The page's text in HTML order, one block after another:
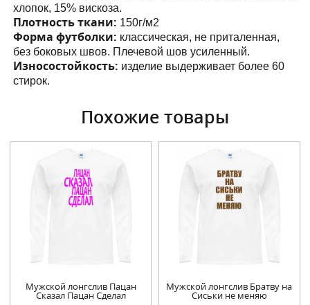
хлопок, 15% вискоза.
Плотность ткани: 150г/м2
Форма футболки: классическая, не приталенная,
без боковых швов. Плечевой шов усиленный.
Износостойкость: изделие выдерживает более 60
стирок.
Похожие товары
Мужской лонгслив Пацан
Сказал Пацан Сделал
Мужской лонгслив Братву на
Сиськи не меняю